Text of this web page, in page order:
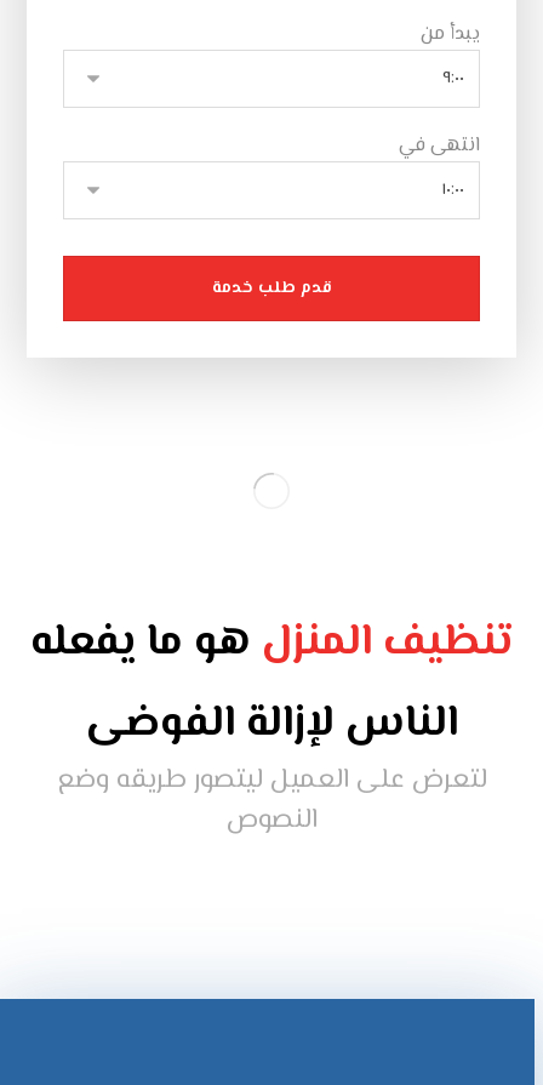
يبدأ من
انتهى في
تنظيف المنزل هو ما يفعله
الناس لإزالة الفوضى
لتعرض على العميل ليتصور طريقه وضع
النصوص